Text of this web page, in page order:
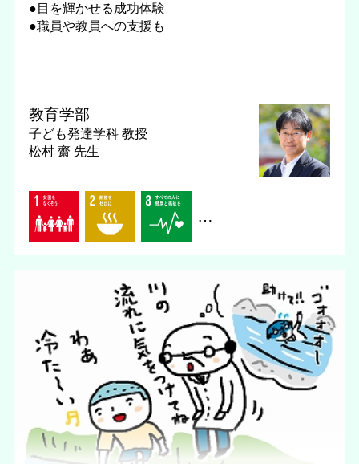
●目を輝かせる成功体験
●職員や教員への支援も
教育学部
子ども発達学科 教授
松村 齋 先生
…